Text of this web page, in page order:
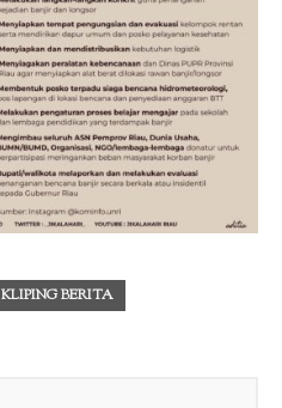
KLIPING BERITA